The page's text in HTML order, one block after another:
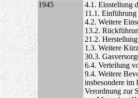
1945
4.1. Einstellung
11.1.
4.2. Weitere
13.2.
21.2.
1.3. Weitere
30.3.
6.4. Verteilung
9.4. Weitere
insbesondere
Verordnung zur